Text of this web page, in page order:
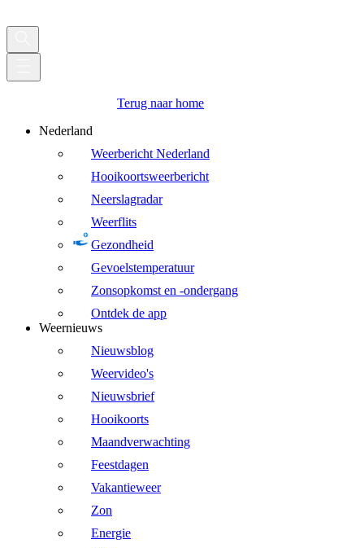
Terug naar home
Nederland
Weerbericht Nederland
Hooikoortsweerbericht
Neerslagradar
Weerflits
Gezondheid
Gevoelstemperatuur
Zonsopkomst en -ondergang
Ontdek de app
Weernieuws
Nieuwsblog
Weervideo's
Nieuwsbrief
Hooikoorts
Maandverwachting
Feestdagen
Vakantieweer
Zon
Energie